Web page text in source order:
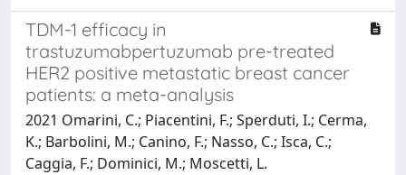
TDM-1 efficacy in
trastuzumabpertuzumab pre-treated
HER2 positive metastatic breast cancer
patients: a meta-analysis
2021 Omarini, C.; Piacentini, F.; Sperduti, I.; Cerma,
K.; Barbolini, M.; Canino, F.; Nasso, C.; Isca, C.;
Caggia, F.; Dominici, M.; Moscetti, L.